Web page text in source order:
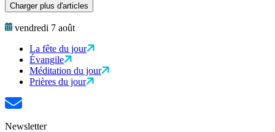
Charger plus d'articles
vendredi 7 août
La fête du jour
Évangile
Méditation du jour
Prières du jour
Newsletter